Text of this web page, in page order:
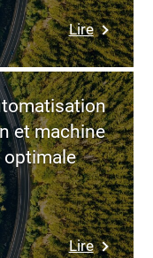
vos
projets
logiciels
Lire:
recruter
et
intégrer
un
test
pour
garantir
et machine
optimale
Lire: